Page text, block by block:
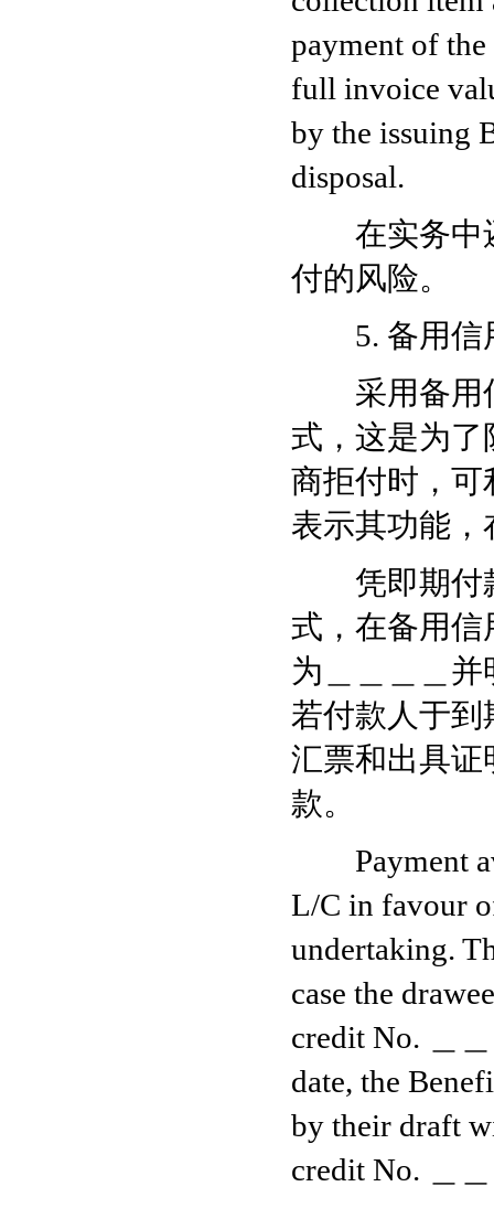
payment of
full invoice
by the issuing
disposal.
在实务中还
付的风险。
5. 备用信
采用备用信
式，这是为
商拒付时，可
表示其功能，
凭即期付款
式，在备用
为＿＿＿＿
若付款人于到
汇票和出具证
款。
Payment
L/C in favour
undertaking.
case the
credit No. ＿
date, the
by their draft
credit No. ＿